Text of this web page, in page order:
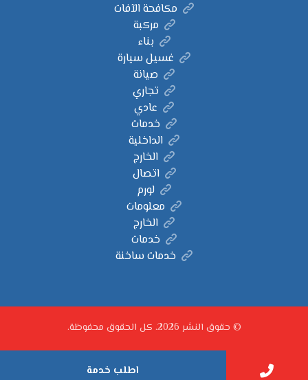
مكافحة الآفات
مركبة
بناء
غسيل سيارة
صيانة
تجاري
عادي
خدمات
الداخلية
الخارج
اتصال
لورم
معلومات
الخارج
خدمات
خدمات ساخنة
© حقوق النشر 2026. كل الحقوق محفوظة.
اطلب خدمة